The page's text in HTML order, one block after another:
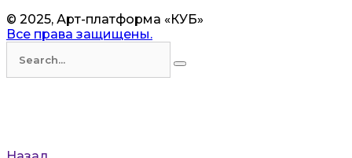
© 2025, Арт-платформа «КУБ»
Все права защищены.